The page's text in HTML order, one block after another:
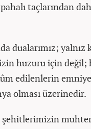
taçlarından
dualarımız;
huzuru için değil;
edilenlerin
olması üzerinedir.
şehitlerimizin